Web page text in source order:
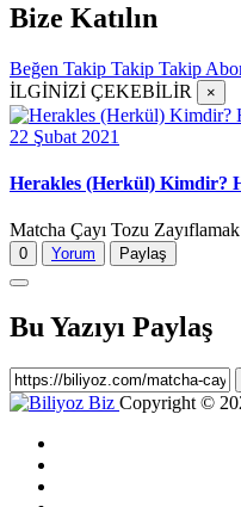
Bize Katılın
Beğen Takip Takip Takip
İLGİNİZİ ÇEKEBİLİR
×
22 Şubat 2021
Herakles (Herkül) Kimdir?
Matcha Çayı Tozu
0 Yorum Paylaş
Bu Yazıyı Paylaş
Copyright ©